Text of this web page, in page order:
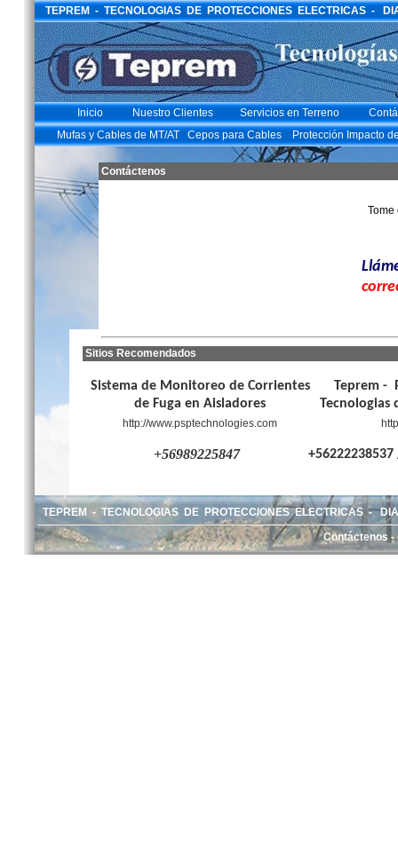
TEPREM - TECNOLOGIAS DE PROTECCIONES ELECTRICAS -
Inicio Nuestro Clientes Servicios en Terreno
Mufas y Cables de MT/AT
Cepos para Cables Protección Impacto
Contáctenos
Tome
Sitios Recomendados
Sistema de Monitoreo de Corrientes
de Fuga en Aisladores
Teprem -
Tecnologias
http://www.psptechnologies.com
+56989225847 +56222238537
TEPREM - TECNOLOGIAS DE PROTECCIONES ELECTRICAS -
Contáctenos